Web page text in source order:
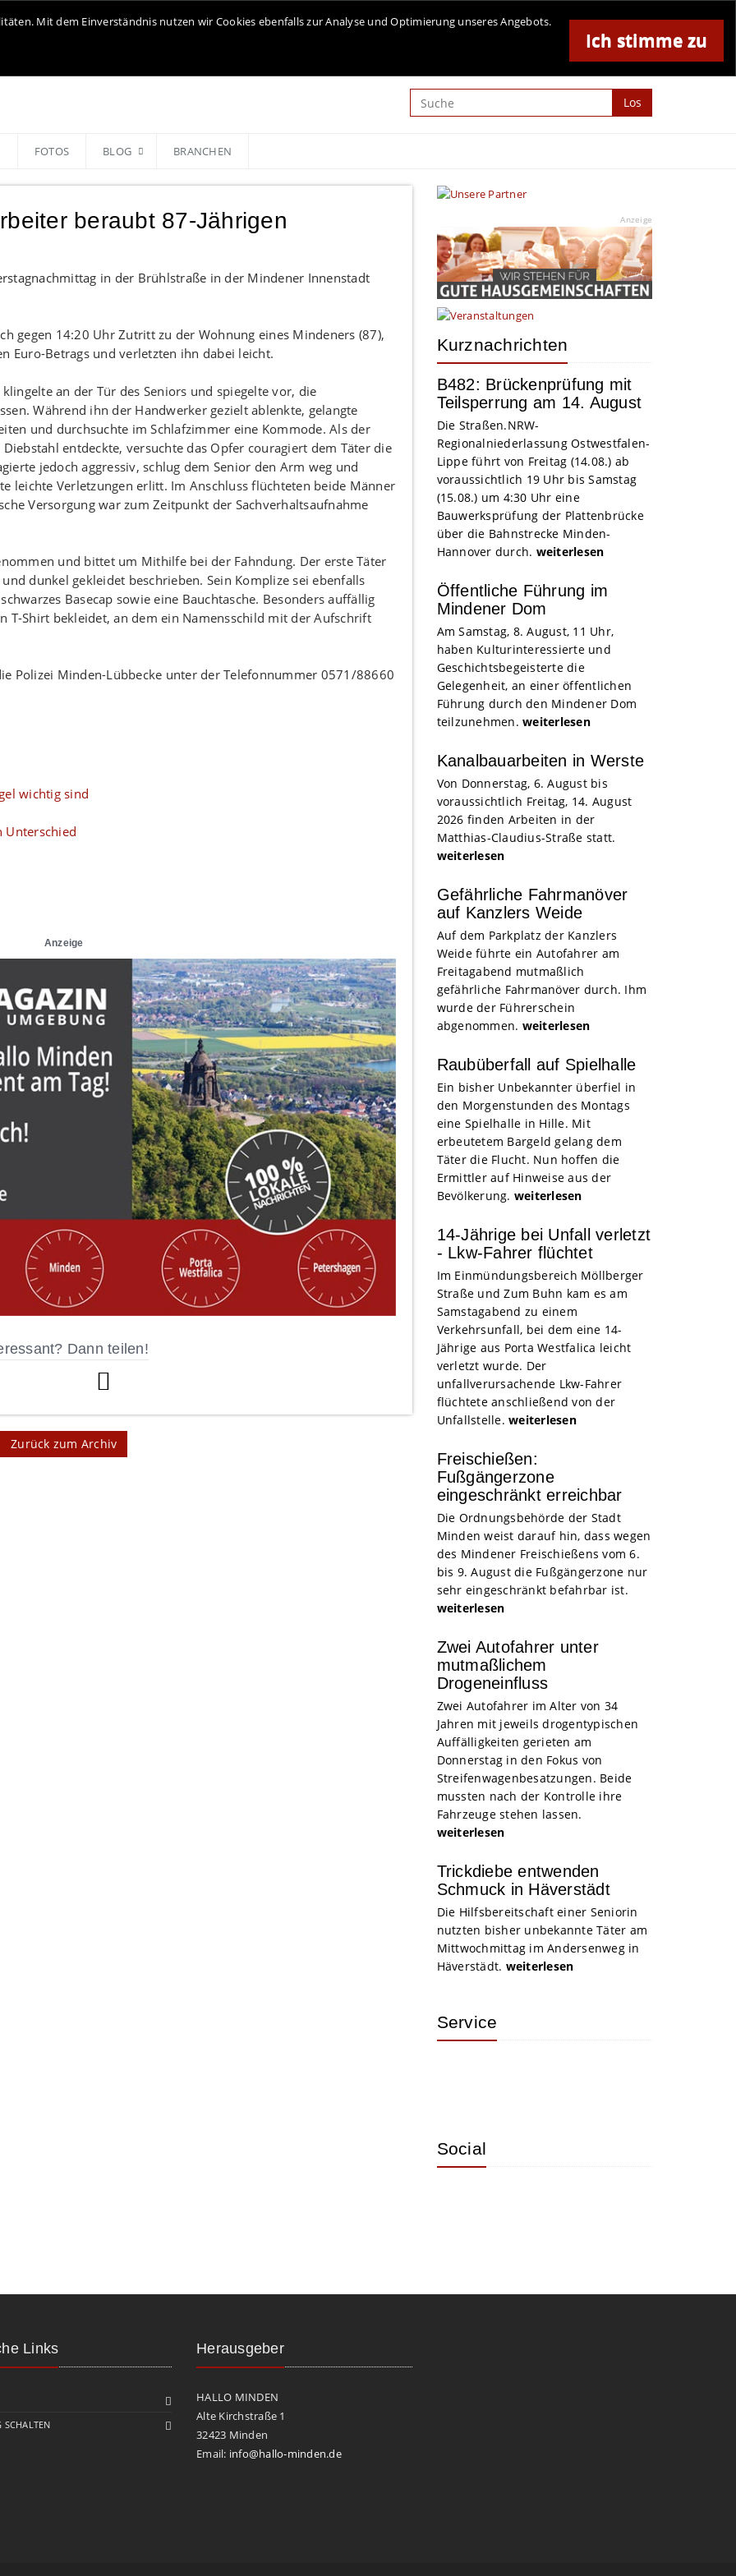
Online-Magazin für Minden und Umgebung
Ich stimme zu
Mit dem Einverständnis nutzen wir Cookies ebenfalls zur Analyse und Optimierung unseres Angebots.
Anzeige
Los
FOTOS BLOG BRANCHEN
beraubt 87-Jährigen
in der Brühlstraße in der Mindener Innenstadt
gegen 14:20 Uhr Zutritt zu der Wohnung eines Mindeners (87),
Euro-Betrags und verletzten ihn dabei leicht.
an der Tür des Seniors und spiegelte vor, die
Während ihn der Handwerker gezielt ablenkte, gelangte
und durchsuchte im Schlafzimmer eine Kommode. Als der
entdeckte, versuchte das Opfer couragiert dem Täter die
jedoch aggressiv, schlug dem Senior den Arm weg und
leichte Verletzungen erlitt. Im Anschluss flüchteten beide Männer
Versorgung war zum Zeitpunkt der Sachverhaltsaufnahme
und bittet um Mithilfe bei der Fahndung. Der erste Täter
dunkel gekleidet beschrieben. Sein Komplize sei ebenfalls
Basecap sowie eine Bauchtasche. Besonders auffällig
T-Shirt bekleidet, an dem ein Namensschild mit der Aufschrift
Polizei Minden-Lübbecke unter der Telefonnummer 0571/88660
wichtig sind
Unterschied
Anzeige
Dann teilen!
Zurück zum Archiv
Anzeige
Kurznachrichten
B482: Brückenprüfung mit
Teilsperrung am 14. August
Die Straßen.NRW-
Regionalniederlassung Ostwestfalen-
Lippe führt von Freitag (14.08.) ab
voraussichtlich 19 Uhr bis Samstag
(15.08.) um 4:30 Uhr eine
Bauwerksprüfung der Plattenbrücke
über die Bahnstrecke Minden-
Hannover durch. weiterlesen
Öffentliche Führung im
Mindener Dom
Am Samstag, 8. August, 11 Uhr,
haben Kulturinteressierte und
Geschichtsbegeisterte die
Gelegenheit, an einer öffentlichen
Führung durch den Mindener Dom
teilzunehmen. weiterlesen
Kanalbauarbeiten in Werste
Von Donnerstag, 6. August bis
voraussichtlich Freitag, 14. August
2026 finden Arbeiten in der
Matthias-Claudius-Straße statt.
weiterlesen
Gefährliche Fahrmanöver
auf Kanzlers Weide
Auf dem Parkplatz der Kanzlers
Weide führte ein Autofahrer am
Freitagabend mutmaßlich
gefährliche Fahrmanöver durch. Ihm
wurde der Führerschein
abgenommen. weiterlesen
Raubüberfall auf Spielhalle
Ein bisher Unbekannter überfiel in
den Morgenstunden des Montags
eine Spielhalle in Hille. Mit
erbeutetem Bargeld gelang dem
Täter die Flucht. Nun hoffen die
Ermittler auf Hinweise aus der
Bevölkerung. weiterlesen
14-Jährige bei Unfall verletzt
- Lkw-Fahrer flüchtet
Im Einmündungsbereich Möllberger
Straße und Zum Buhn kam es am
Samstagabend zu einem
Verkehrsunfall, bei dem eine 14-
Jährige aus Porta Westfalica leicht
verletzt wurde. Der
unfallverursachende Lkw-Fahrer
flüchtete anschließend von der
Unfallstelle. weiterlesen
Freischießen:
Fußgängerzone
eingeschränkt erreichbar
Die Ordnungsbehörde der Stadt
Minden weist darauf hin, dass wegen
des Mindener Freischießens vom 6.
bis 9. August die Fußgängerzone nur
sehr eingeschränkt befahrbar ist.
weiterlesen
Zwei Autofahrer unter
mutmaßlichem
Drogeneinfluss
Zwei Autofahrer im Alter von 34
Jahren mit jeweils drogentypischen
Auffälligkeiten gerieten am
Donnerstag in den Fokus von
Streifenwagenbesatzungen. Beide
mussten nach der Kontrolle ihre
Fahrzeuge stehen lassen.
weiterlesen
Trickdiebe entwenden
Schmuck in Häverstädt
Die Hilfsbereitschaft einer Seniorin
nutzten bisher unbekannte Täter am
Mittwochmittag im Andersenweg in
Häverstädt. weiterlesen
Service
Social
Links
SCHALTEN
Herausgeber
HALLO MINDEN
Alte Kirchstraße 1
32423 Minden
Email: info@hallo-minden.de